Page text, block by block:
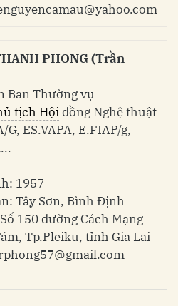
PHONG (Trần
Ban Thường vụ
tịch Hộiđồng Nghệ thuật
G, ES.VAPA, E.FIAP/g,
1957
Tây Sơn, Bình Định
150 đường Cách Mạng
Tp.Pleiku, tỉnh Gia Lai